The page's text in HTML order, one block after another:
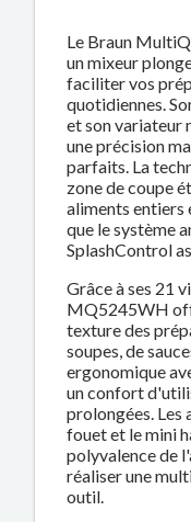
Le Braun
un mixeur
faciliter vos
quotidiennes.
et son variateur
une précision
parfaits. La
zone de coupe
aliments entiers
que le système
SplashControl
Grâce à ses 21
MQ5245WH
texture des
soupes, de
ergonomique
un confort
prolongées. Les
fouet et le mini
polyvalence de
réaliser une
outil.